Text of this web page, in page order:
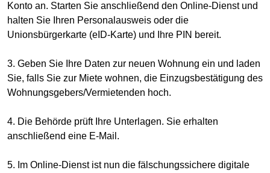
Konto an. Starten Sie anschließend den Online-Dienst und
halten Sie Ihren Personalausweis oder die
Unionsbürgerkarte (eID-Karte) und Ihre PIN bereit.
3. Geben Sie Ihre Daten zur neuen Wohnung ein und laden
Sie, falls Sie zur Miete wohnen, die Einzugsbestätigung des
Wohnungsgebers/Vermietenden hoch.
4. Die Behörde prüft Ihre Unterlagen. Sie erhalten
anschließend eine E-Mail.
5. Im Online-Dienst ist nun die fälschungssichere digitale